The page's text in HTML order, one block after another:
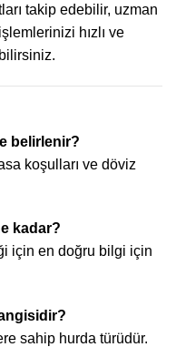
takip edebilir, uzman
hızlı ve
belirlenir?
koşulları ve döviz
kadar?
için en doğru bilgi için
sahip hurda türüdür.